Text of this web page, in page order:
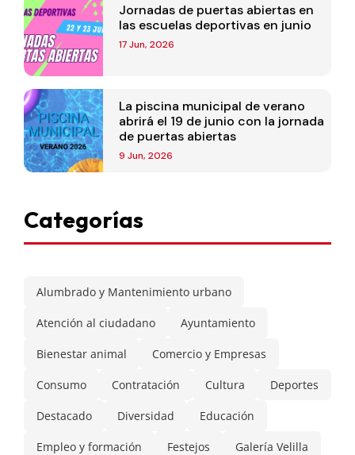
Jornadas de puertas abiertas en
las escuelas deportivas en junio
17 Jun, 2026
La piscina municipal de verano
abrirá el 19 de junio con la jornada
de puertas abiertas
9 Jun, 2026
Categorías
Alumbrado y Mantenimiento urbano
Atención al ciudadano Ayuntamiento
Bienestar animal Comercio y Empresas
Consumo Contratación Cultura Deportes
Destacado Diversidad Educación
Empleo y formación Festejos Galería Velilla